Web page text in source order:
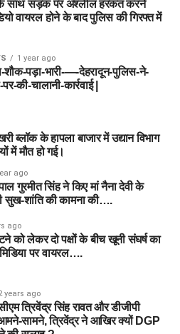
के साथ सड़क पर अश्लील हरकत करने
वायरल होने के बाद पुलिस की गिरफ्त में
1 year ago
शौक-पड़ा-भारी-—-देहरादून-पुलिस-ने-
की-चालानी-कार्रवाई |
ब्लॉक के हापला बाजार में उद्यान विभाग
में मौत हो गई।
ago
गुरमीत सिंह ने किए मां नैना देवी के
सुख-शांति की कामना की….
ago
को लेकर दो पक्षों के बीच खूनी संघर्ष का
पर वायरल….
years ago
त्रिवेंद्र सिंह रावत और डीजीपी
सामने, त्रिवेंद्र ने आखिर क्यों DGP